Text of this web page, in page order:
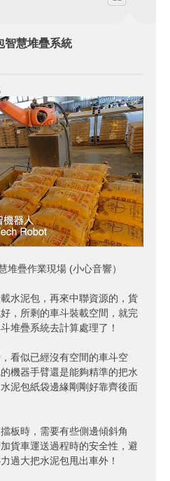
智慧堆疊系統
疊作業現場 (小心音響）
水泥包，再來中聯資源的，貨
，所剩的車斗裝載空間，就完
堆疊系統去計算處理了！
看似已經沒有空間的車斗空
機器手臂還是能夠精準的把水
泥包紙袋邊緣剛剛好靠齊後面
板時，需要有些側邊傾斜角
貨車運送過程時的安全性，避
過大把水泥包甩出車外！